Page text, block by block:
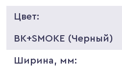
Цвет:
BK+SMOKE (Черный)
Ширина, мм: